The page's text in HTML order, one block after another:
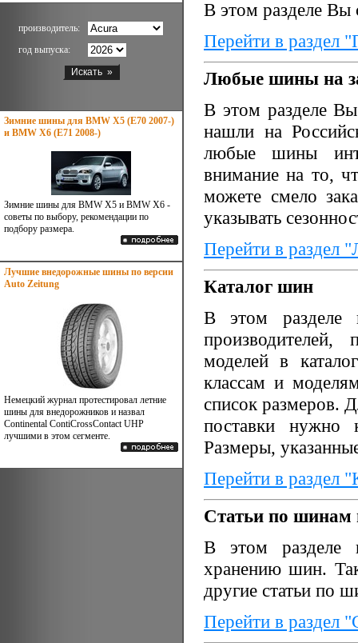
производитель:
год выпуска:
Зимние шины для BMW X5 (E70 2007-)
и BMW X6 (E71 2008-)
Зимние шины для BMW X5 и BMW X6 -
советы по выбору, рекомендации по
подбору размера.
Лучшие внедорожные шины по версии
Auto Zeitung
Немецкий журнал протестировал летние
шины для внедорожников и назвал
Continental ContiCrossContact UHP
лучшими в этом сегменте.
В этом разделе Вы
Перейти в раздел
Любые шины на
В этом разделе
нашли на
любые шины
внимание на то,
можете смело
указывать
Перейти в раздел
Каталог шин
В этом разделе
моделей в
классам и
список размеров.
поставки нужно
Размеры,
Перейти в раздел
Статьи по шинам
В этом разделе
хранению шин.
другие статьи по
Перейти в раздел